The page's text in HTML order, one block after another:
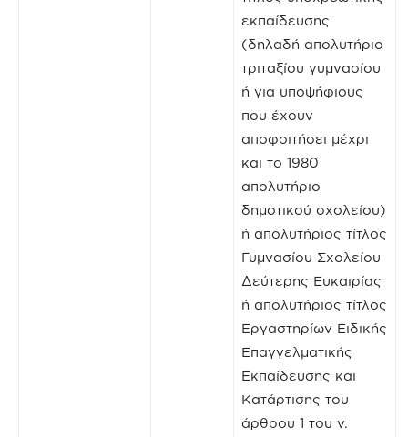
εκπαίδευσης
(δηλαδή απολυτήριο
τριταξίου γυμνασίου
ή για υποψήφιους
που έχουν
αποφοιτήσει μέχρι
και το 1980
απολυτήριο
δημοτικού σχολείου)
ή απολυτήριος τίτλος
Γυμνασίου Σχολείου
Δεύτερης Ευκαιρίας
ή απολυτήριος τίτλος
Εργαστηρίων Ειδικής
Επαγγελματικής
Εκπαίδευσης και
Κατάρτισης του
άρθρου 1 του ν.